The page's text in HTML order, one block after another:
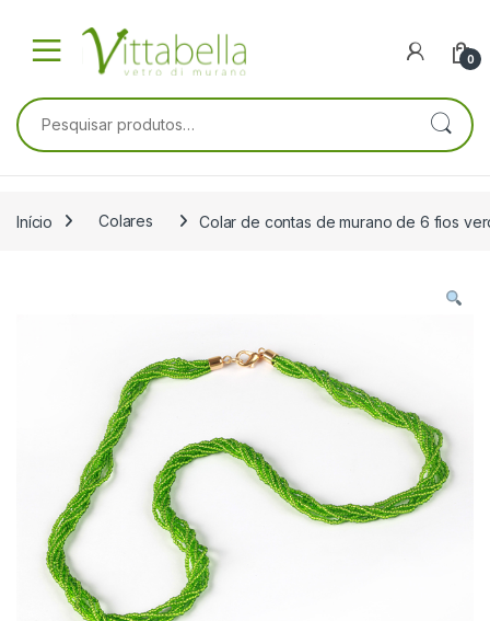
0
Pesquisar por:
Início Colares Colar de contas de murano de 6 fios